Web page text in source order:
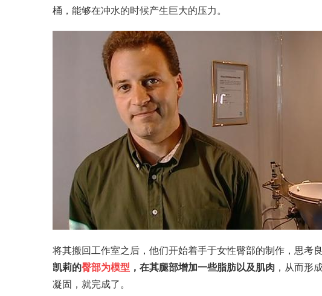
桶，能够在冲水的时候产生巨大的压力。
将其搬回工作室之后，他们开始着手于女性臀部的制作，思考
凯莉的臀部为模型 ，在其腿部增加一些脂肪以及肌肉 ，从而形
凝固，就完成了。